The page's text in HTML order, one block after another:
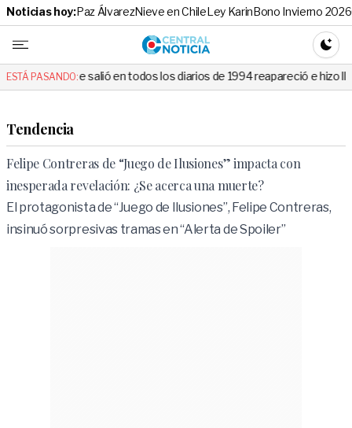
Noticias hoy:Paz ÁlvarezNieve en ChileLey KarinBono Invierno 2026
Central
ESTÁ PASANDO:
que salió en todos los diarios de 1994 reapareció e hizo llorar a todos
Tendencia
Felipe Contreras de “Juego de Ilusiones” impacta con
inesperada revelación: ¿Se acerca una muerte?
El protagonista de “Juego de Ilusiones”, Felipe Contreras,
insinuó sorpresivas tramas en “Alerta de Spoiler”